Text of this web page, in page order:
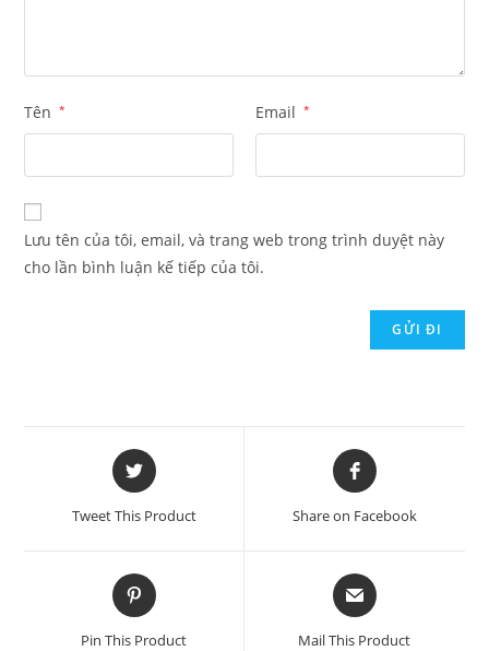
Tên * Email *
Lưu tên của tôi, email, và trang web trong trình duyệt này
cho lần bình luận kế tiếp của tôi.
Tweet This Product Share on Facebook
Pin This Product Mail This Product